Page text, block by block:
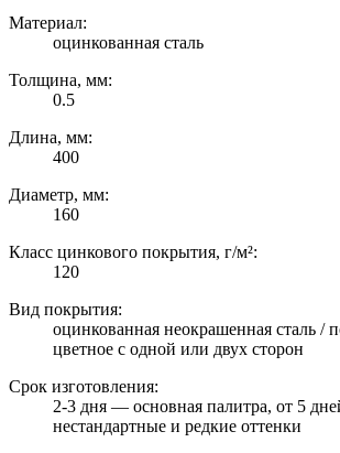
Материал:
оцинкованная сталь
Толщина, мм:
0.5
Длина, мм:
400
Диаметр, мм:
160
Класс цинкового покрытия, г/м²:
120
Вид покрытия:
оцинкованная неокрашенная сталь /
цветное с одной или двух сторон
Срок изготовления:
2-3 дня — основная палитра, от 5
нестандартные и редкие оттенки